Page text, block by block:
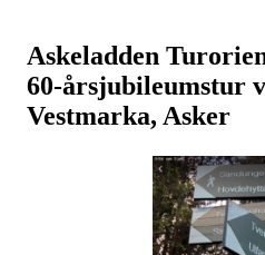
Askeladden
60-årsjubileumstur
Vestmarka, Asker